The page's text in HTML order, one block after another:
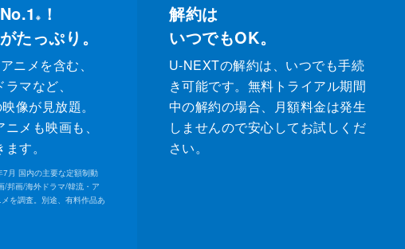
※
！
たっぷり。
ニメを含む、
マなど、
像が見放題。
メも映画も、
す。
⽉ 国内の主要な定額制動
/邦画/海外ドラマ/韓流・ア
を調査。別途、有料作品あ
解約は
いつでもOK。
U-NEXTの解約は、いつでも手続
き可能です。無料トライアル期間
中の解約の場合、月額料金は発生
しませんので安心してお試しくだ
さい。